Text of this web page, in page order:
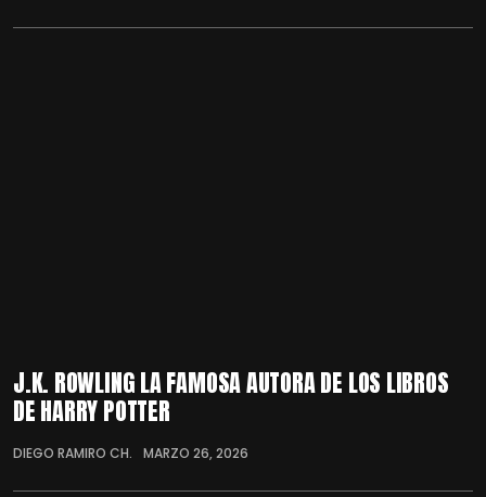
J.K. ROWLING LA FAMOSA AUTORA DE LOS LIBROS
DE HARRY POTTER
DIEGO RAMIRO CH. MARZO 26, 2026